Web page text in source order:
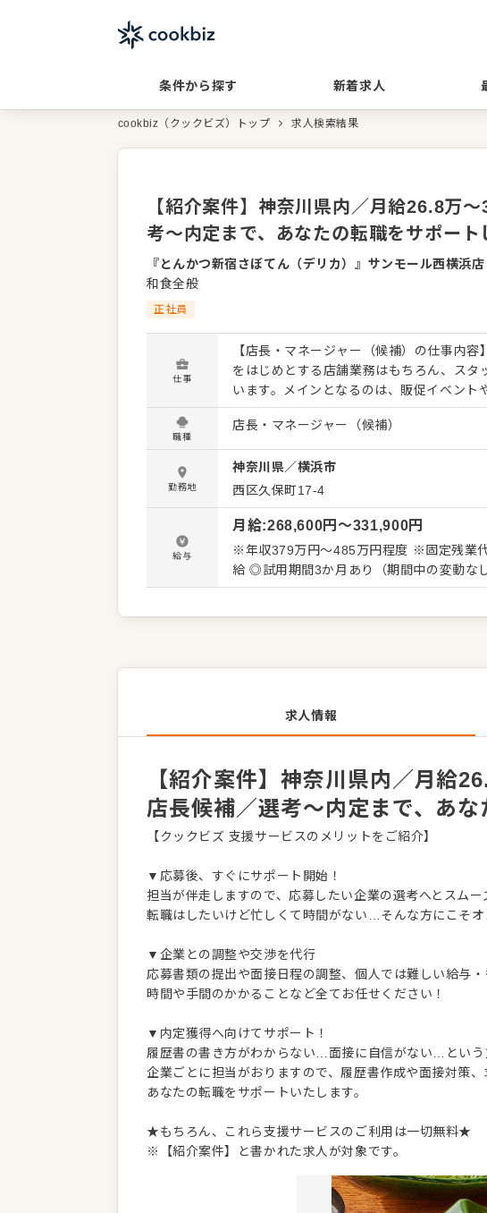
条件から探す 新着求人
cookbiz（クックビズ）トップ 求人検索結果
【紹介案件】神奈川県内／月給26.8万
考～内定まで、あなたの転職をサポート
『とんかつ新宿さぼてん（デリカ）』サンモール西横浜店
和食全般
正社員
仕事
【店長・マネージャー（候補）の仕事内
をはじめとする店舗業務はもちろん、ス
います。メインとなるのは、販促イベント
くことです。 全体のオペレーション改善
を積極的に発信してください。 【具体的には…】 ・ホール、キッチンの全体管理 ・予約管
理、電話対応 ・接客、サービス全般 ・売
ト、シフト管理 など 入社後はスキルに合わせた業務からお任せしますので、徐々に仕事の幅
を広げていきましょう。成長をしっかりサ
トできる環境です。 ゆくゆくはさらにス
職種
店長・マネージャー（候補）
勤務地
神奈川県／横浜市
西区久保町17-4
給与
月給:268,600円〜331,900円
※年収379万円～485万円程度 ※固定残業
給 ◎試用期間3か月あり（期間中の変動なし
求人情報
【紹介案件】神奈川県内／月給
店長候補／選考～内定まで、あ
【クックビズ 支援サービスのメリットをご紹介】
▼応募後、すぐにサポート開始！
担当が伴走しますので、応募したい企業の選考へとスムー
転職はしたいけど忙しくて時間がない…そんな方にこそオ
▼企業との調整や交渉を代行
応募書類の提出や面接日程の調整、個人では難しい給与
時間や手間のかかることなど全てお任せください！
▼内定獲得へ向けてサポート！
履歴書の書き方がわからない…面接に自信がない…という
企業ごとに担当がおりますので、履歴書作成や面接対策
あなたの転職をサポートいたします。
★もちろん、これら支援サービスのご利用は一切無料★
※【紹介案件】と書かれた求人が対象です。